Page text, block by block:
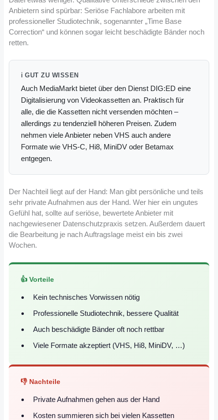
Anbietern sind spürbar: Seriöse Fachlabore arbeiten mit
professioneller Studiotechnik, sogenannter „Time Base
Correction“ und können sogar leicht beschädigte Bänder noch
retten.
ℹ️ GUT ZU WISSEN
Auch MediaMarkt bietet über den Dienst DIG:ED eine
Digitalisierung von Videokassetten an. Praktisch für
alle, die die Kassetten nicht versenden möchten –
allerdings zu tendenziell höheren Preisen. Zudem
nehmen viele Anbieter neben VHS auch andere
Formate wie VHS-C, Hi8, MiniDV oder Betamax
entgegen.
Der Nachteil liegt auf der Hand: Man gibt persönliche und teils
sehr private Aufnahmen aus der Hand. Wer hier ein ungutes
Gefühl hat, sollte auf seriöse, bewertete Anbieter mit
nachgewiesener Datenschutzpraxis setzen. Außerdem dauert
die Bearbeitung je nach Auftragslage meist ein bis zwei
Wochen.
👍 Vorteile
Kein technisches Vorwissen nötig
Professionelle Studiotechnik, bessere Qualität
Auch beschädigte Bänder oft noch rettbar
Viele Formate akzeptiert (VHS, Hi8, MiniDV, …)
👎 Nachteile
Private Aufnahmen gehen aus der Hand
Kosten summieren sich bei vielen Kassetten